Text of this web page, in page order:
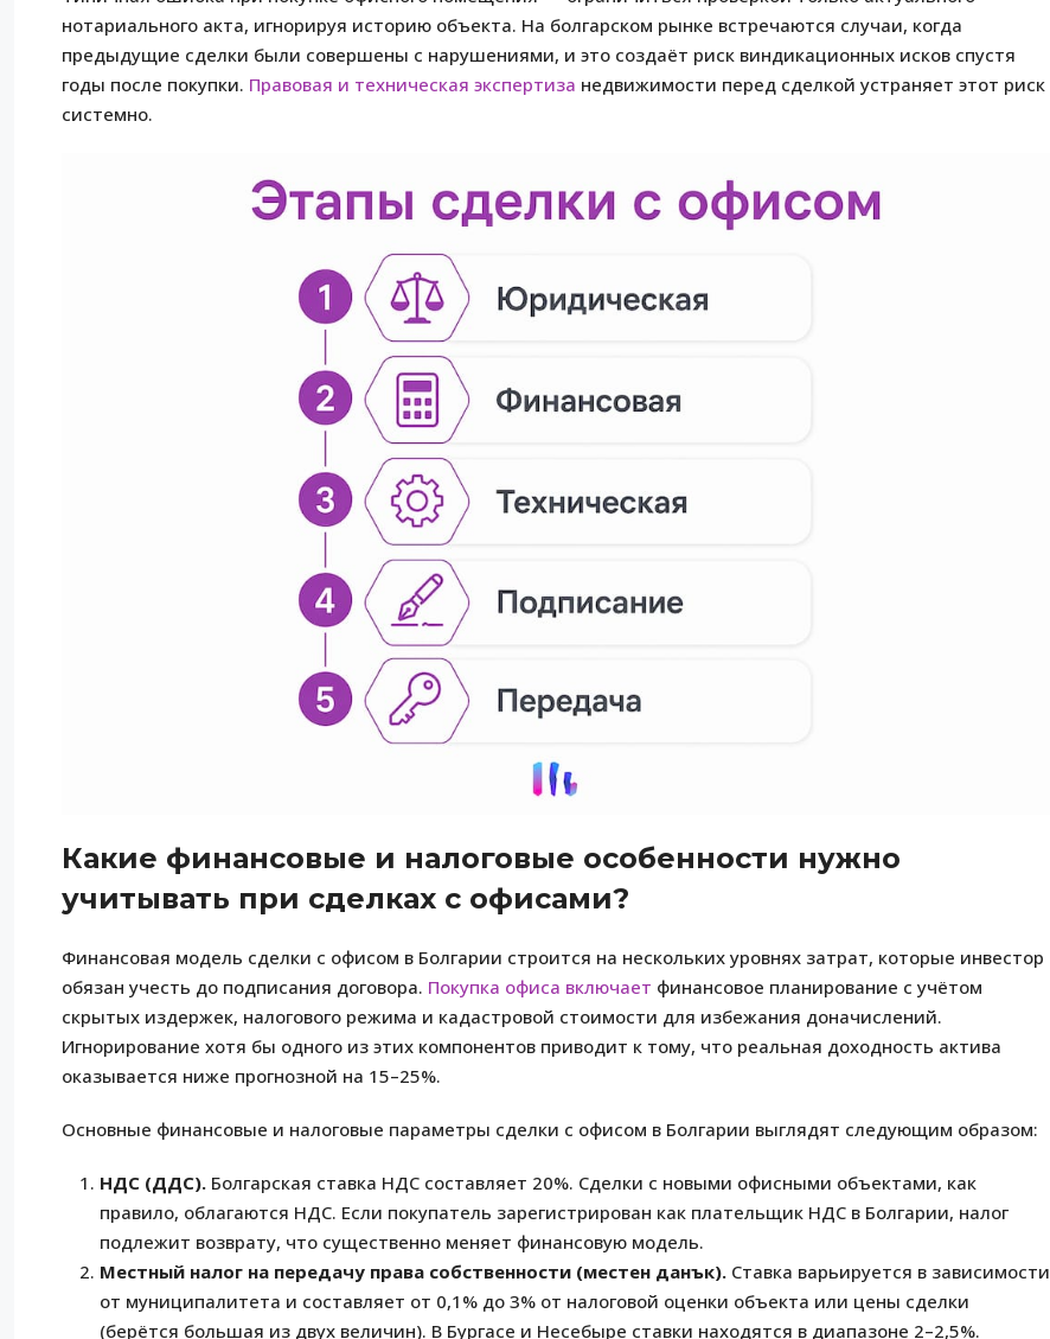
нотариального акта, игнорируя историю объекта. На болгарском рынке встречаются случаи, когда
предыдущие сделки были совершены с нарушениями, и это создаёт риск виндикационных исков спустя
годы после покупки. Правовая и техническая экспертиза недвижимости перед сделкой устраняет этот риск
системно.
Какие финансовые и налоговые особенности нужно
учитывать при сделках с офисами?
Финансовая модель сделки с офисом в Болгарии строится на нескольких уровнях затрат, которые инвестор
обязан учесть до подписания договора. Покупка офиса включает финансовое планирование с учётом
скрытых издержек, налогового режима и кадастровой стоимости для избежания доначислений.
Игнорирование хотя бы одного из этих компонентов приводит к тому, что реальная доходность актива
оказывается ниже прогнозной на 15–25%.
Основные финансовые и налоговые параметры сделки с офисом в Болгарии выглядят следующим образом:
НДС (ДДС). Болгарская ставка НДС составляет 20%. Сделки с новыми офисными объектами, как
правило, облагаются НДС. Если покупатель зарегистрирован как плательщик НДС в Болгарии, налог
подлежит возврату, что существенно меняет финансовую модель.
Местный налог на передачу права собственности (местен данък). Ставка варьируется в зависимости
от муниципалитета и составляет от 0,1% до 3% от налоговой оценки объекта или цены сделки
(берётся большая из двух величин). В Бургасе и Несебыре ставки находятся в диапазоне 2–2,5%.